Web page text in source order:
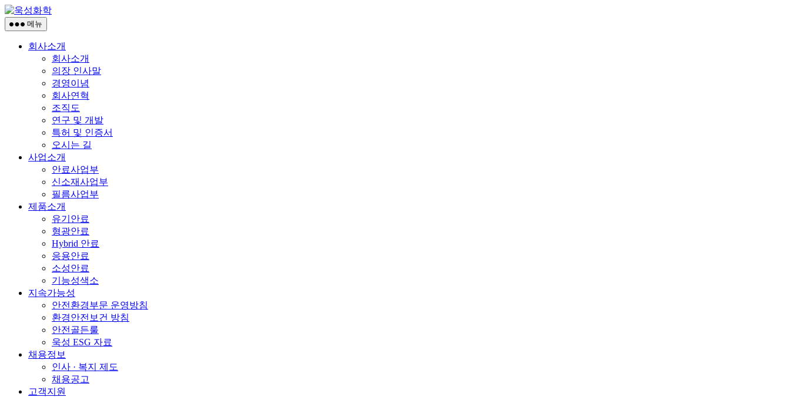
콘
텐
츠
욱
학
메뉴
회사소개
회사소개
의장 인사말
경영이념
회사연혁
조직도
연구 및 개발
특허 및 인증서
오시는 길
사업소개
안료사업부
신소재사업부
필름사업부
제품소개
유기안료
형광안료
Hybrid 안료
응용안료
소성안료
기능성색소
지속가능성
안전환경부문 운영방침
환경안전보건 방침
안전골든룰
욱성 ESG 자료
채용정보
인사 · 복지 제도
채용공고
고객지원